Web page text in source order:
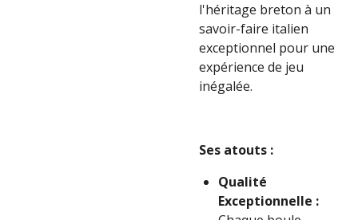
l'héritage breton à un
savoir-faire italien
exceptionnel pour une
expérience de jeu
inégalée.
Ses atouts :
Qualité
Exceptionnelle :